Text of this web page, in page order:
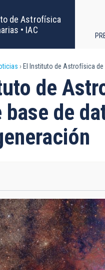
de Astrofísica
• IAC
El Instituto de Astrofísica
de
base de